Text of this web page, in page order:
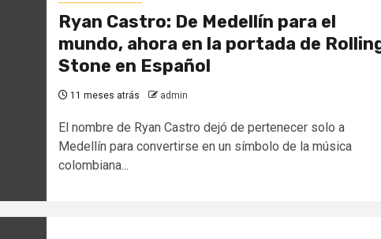
Ryan Castro: De Medellín para el
mundo, ahora en la portada de
Stone en Español
11 meses atrás admin
El nombre de Ryan Castro dejó de pertenecer solo a
Medellín para convertirse en un símbolo de la música
colombiana...